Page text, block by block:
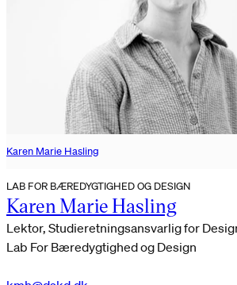
Karen Marie Hasling
LAB FOR BÆREDYGTIGHED OG DESIGN
Karen Marie Hasling
Lektor, Studieretningsansvarlig for
Lab For Bæredygtighed og Design